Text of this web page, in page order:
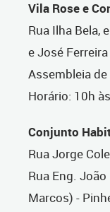
Vila Rose e
Rua Ilha Bela,
e José
Assembleia
Horário: 10h
Conjunto
Rua Jorge
Rua Eng.
Marcos) -